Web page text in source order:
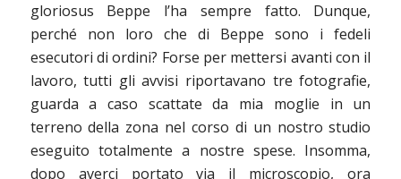
gloriosus Beppe l’ha sempre fatto. Dunque,
perché non loro che di Beppe sono i fedeli
esecutori di ordini? Forse per mettersi avanti con il
lavoro, tutti gli avvisi riportavano tre fotografie,
guarda a caso scattate da mia moglie in un
terreno della zona nel corso di un nostro studio
eseguito totalmente a nostre spese. Insomma,
dopo averci portato via il microscopio, ora